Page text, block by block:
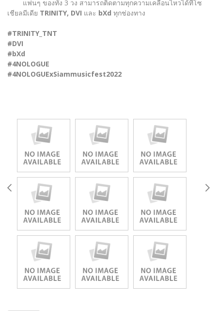
แฟนๆ ของทั้ง 3 วง สามารถติดตามทุกความเคลื่อนไหวได้ที่โซ
เชียลมีเดีย TRINITY, DVI และ bXd ทุกช่องทาง
#TRINITY_TNT
#DVI
#bXd
#4NOLOGUE
#4NOLOGUExSiammusicfest2022